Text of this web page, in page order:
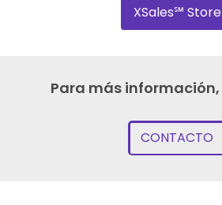
XSales℠ Store
Para más
CONTACTO